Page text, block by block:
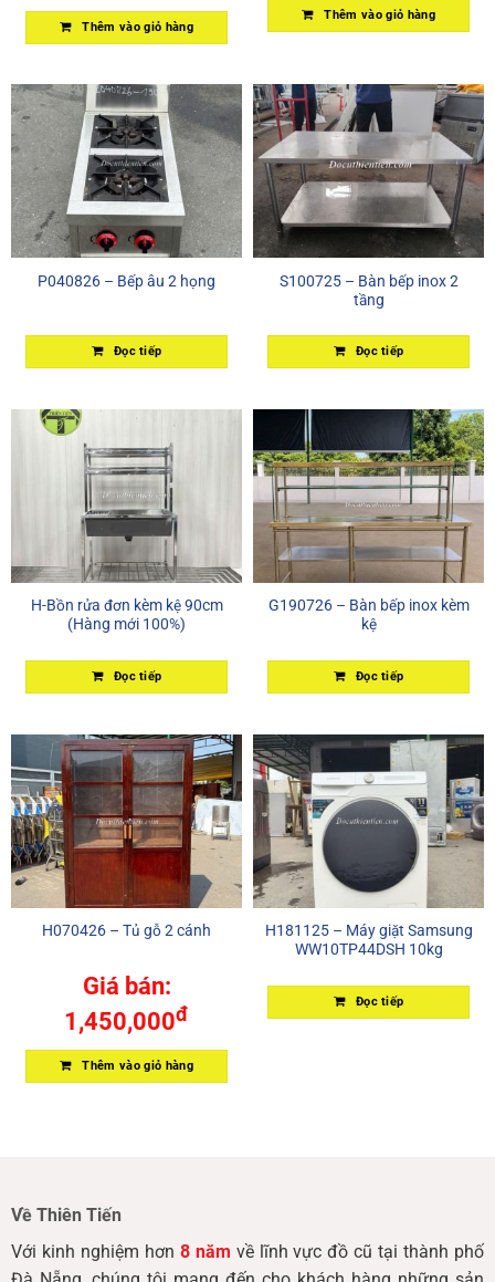
Thêm vào giỏ hàng
Thêm vào giỏ hàng
P040826 – Bếp âu 2 họng
Đọc tiếp
S100725 – Bàn bếp inox 2
tầng
Đọc tiếp
H-Bồn rửa đơn kèm kệ 90cm
(Hàng mới 100%)
Đọc tiếp
G190726 – Bàn bếp inox kèm
kệ
Đọc tiếp
H070426 – Tủ gỗ 2 cánh
Giá bán:
1,450,000đ
Thêm vào giỏ hàng
H181125 – Máy giặt Samsung
WW10TP44DSH 10kg
Đọc tiếp
Về Thiên Tiến
Với kinh nghiệm hơn 8 năm về lĩnh vực đồ cũ tại thành phố